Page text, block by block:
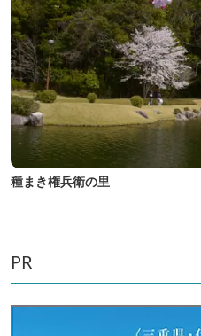
種まき権兵衛の里
PR